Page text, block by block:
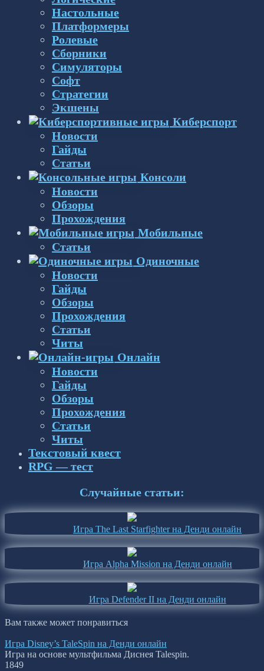
Настольные
Платформеры
Ролевые
Сборники
Симуляторы
Софт
Стратегии
Экшены
Киберспорт
Новости
Гайды
Статьи
Консоли
Новости
Обзоры
Прохождения
Мобильные
Статьи
Одиночные
Новости
Гайды
Обзоры
Прохождения
Статьи
Читы
Онлайн
Новости
Гайды
Обзоры
Прохождения
Статьи
Читы
Текстовый квест
RPG — тест
Случайные статьи:
Игра The Last Starfighter на Денди онлайн
Игра Alpha Mission на Денди онлайн
Игра Defender II на Денди онлайн
Вам также может понравиться
Игра Disney’s TaleSpin на Денди онлайн
Игра на основе мультфильма Диснея Talespin.
1849